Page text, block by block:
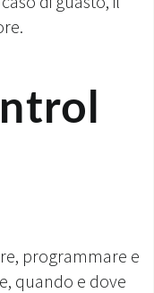
programmare e
quando e dove